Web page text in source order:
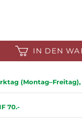
IN DEN
70.-